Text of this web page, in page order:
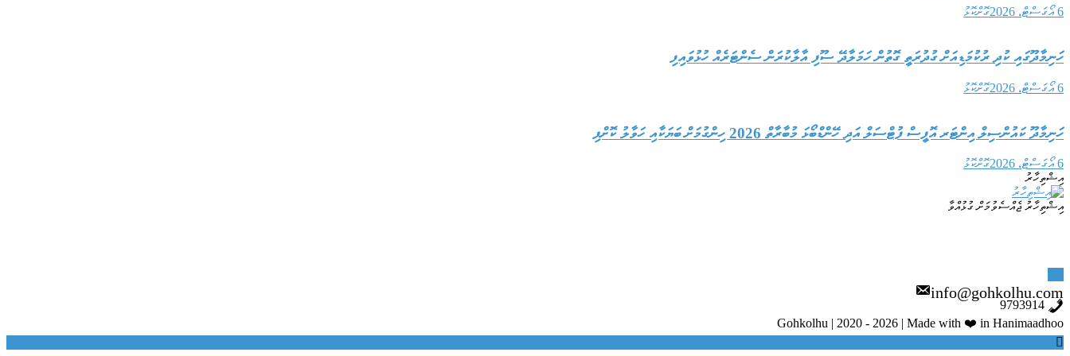
6 އޯގަސްޓް، 2026 ގޮށްކޮޅު
ހަނިމާދޫގައި ކުދި ރުކުމަޑިއަށް ގުދުރަތީ ގޮތުން ހަމަލާދޭ ސޫފި އާލާކުރަން ސެންޓަރެއް ހުޅުވައިފި
6 އޯގަސްޓް، 2026 ގޮށްކޮޅު
ހަނިމާދޫ ކައުންސިލް އިންޓަރ އޮފީސް ފުޓްސަލް އަދި ހޭންޑްބޯޅަ މުބާރާތް 2026 ހިންގުމަށް ބަޔަކާއި ހަވާލު ކޮށްފި
6 އޯގަސްޓް، 2026
ގޮށްކޮޅު
އިޝްތިހާރު
އިޝްތިހާރު ޖެއްސެވުމަށް ގުޅުއްވާ
info@gohkolhu.com
Gohkolhu | 2020 - 2026 | Made with ❤️ in Hanimaadhoo